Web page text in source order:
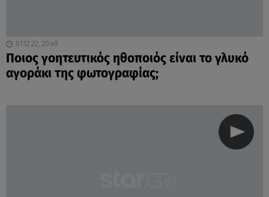
01.12.22, 20:49
Ποιος γοητευτικός ηθοποιός είναι το γλυκό
αγοράκι της φωτογραφίας;